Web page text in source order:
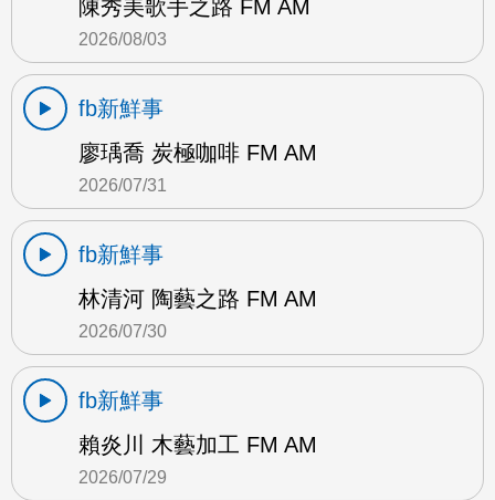
陳秀美歌手之路 FM AM
2026/08/03
fb新鮮事
廖瑀喬 炭極咖啡 FM AM
2026/07/31
fb新鮮事
林清河 陶藝之路 FM AM
2026/07/30
fb新鮮事
賴炎川 木藝加工 FM AM
2026/07/29